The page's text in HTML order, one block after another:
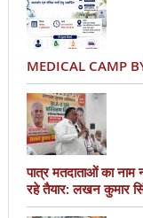
MEDICAL CAMP
पात्र मतदाताओं का नाम
रहे तैयार: लखन कुमार